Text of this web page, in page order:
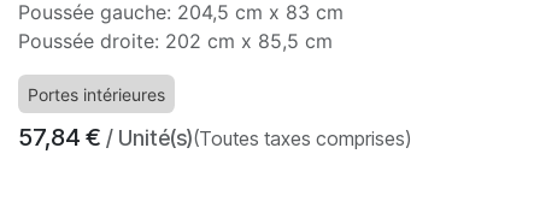
Poussée gauche: 204,5 cm x 83 cm
Poussée droite: 202 cm x 85,5 cm
Portes intérieures
57,84 € / Unité(s)(Toutes taxes comprises)